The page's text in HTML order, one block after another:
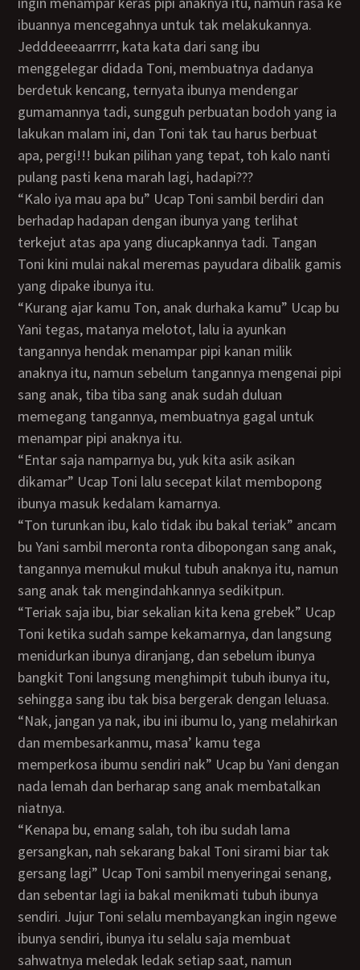
ibuannya mencegahnya untuk tak melakukannya.
jedddeeeaarrrrr, kata kata dari sang ibu
menggelegar didada Toni, membuatnya dadanya
berdetuk kencang, ternyata ibunya mendengar
gumamannya tadi, sungguh perbuatan bodoh yang ia
lakukan malam ini, dan Toni tak tau harus berbuat
apa, pergi!!! bukan pilihan yang tepat, toh kalo nanti
pulang pasti kena marah lagi, hadapi???
“Kalo iya mau apa bu” Ucap Toni sambil berdiri dan
berhadap hadapan dengan ibunya yang terlihat
terkejut atas apa yang diucapkannya tadi. Tangan
Toni kini mulai nakal meremas payudara dibalik gamis
yang dipake ibunya itu.
“Kurang ajar kamu Ton, anak durhaka kamu” Ucap bu
Yani tegas, matanya melotot, lalu ia ayunkan
tangannya hendak menampar pipi kanan milik
anaknya itu, namun sebelum tangannya mengenai pipi
sang anak, tiba tiba sang anak sudah duluan
memegang tangannya, membuatnya gagal untuk
menampar pipi anaknya itu.
“Entar saja namparnya bu, yuk kita asik asikan
dikamar” Ucap Toni lalu secepat kilat membopong
ibunya masuk kedalam kamarnya.
“Ton turunkan ibu, kalo tidak ibu bakal teriak” ancam
bu Yani sambil meronta ronta dibopongan sang anak,
tangannya memukul mukul tubuh anaknya itu, namun
sang anak tak mengindahkannya sedikitpun.
“Teriak saja ibu, biar sekalian kita kena grebek” Ucap
Toni ketika sudah sampe kekamarnya, dan langsung
menidurkan ibunya diranjang, dan sebelum ibunya
bangkit Toni langsung menghimpit tubuh ibunya itu,
sehingga sang ibu tak bisa bergerak dengan leluasa.
“Nak, jangan ya nak, ibu ini ibumu lo, yang melahirkan
dan membesarkanmu, masa’ kamu tega
memperkosa ibumu sendiri nak” Ucap bu Yani dengan
nada lemah dan berharap sang anak membatalkan
niatnya.
“Kenapa bu, emang salah, toh ibu sudah lama
gersangkan, nah sekarang bakal Toni sirami biar tak
gersang lagi” Ucap Toni sambil menyeringai senang,
dan sebentar lagi ia bakal menikmati tubuh ibunya
sendiri. Jujur Toni selalu membayangkan ingin ngewe
ibunya sendiri, ibunya itu selalu saja membuat
sahwatnya meledak ledak setiap saat, namun